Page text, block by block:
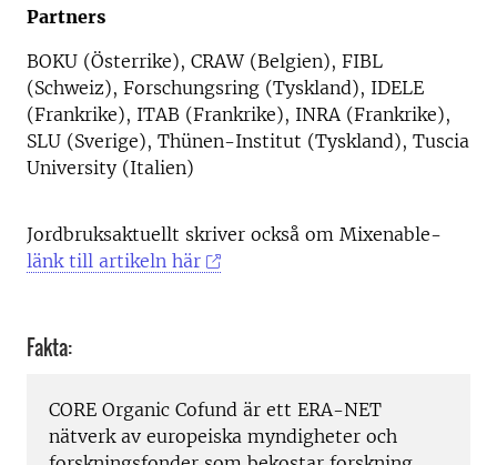
Partners
BOKU (Österrike), CRAW (Belgien), FIBL
(Schweiz), Forschungsring (Tyskland), IDELE
(Frankrike), ITAB (Frankrike), INRA (Frankrike),
SLU (Sverige), Thünen-Institut (Tyskland), Tuscia
University (Italien)
Jordbruksaktuellt skriver också om Mixenable-
länk till artikeln här
Fakta:
CORE Organic Cofund är ett ERA-NET
nätverk av europeiska myndigheter och